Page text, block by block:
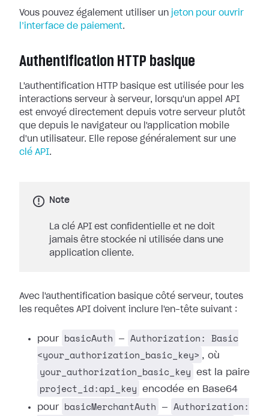
Vous pouvez également utiliser un jeton pour ouvrir
l’interface de paiement.
Authentification HTTP basique
L'authentification HTTP basique est utilisée pour les
interactions serveur à serveur, lorsqu'un appel API
est envoyé directement depuis votre serveur plutôt
que depuis le navigateur ou l'application mobile
d'un utilisateur. Elle repose généralement sur une
clé API.
Note
La clé API est confidentielle et ne doit
jamais être stockée ni utilisée dans une
application cliente.
Avec l'authentification basique côté serveur, toutes
les requêtes API doivent inclure l'en-tête suivant :
pour basicAuth —
Authorization: Basic
<your_authorization_basic_key> , où
your_authorization_basic_key est la paire
project_id:api_key
encodée en Base64
pour basicMerchantAuth —
Authorization: